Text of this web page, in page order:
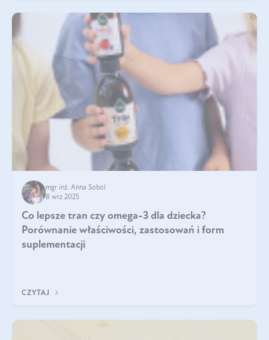
mgr inż. Anna Sobol
8 wrz 2025
Co lepsze tran czy omega-3 dla dziecka?
Porównanie właściwości, zastosowań i form
suplementacji
CZYTAJ